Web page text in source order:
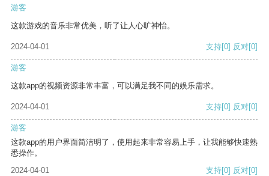
游客
这款游戏的音乐非常优美，听了让人心旷神怡。
2024-04-01 支持[0] 反对[0]
游客
这款app的视频资源非常丰富，可以满足我不同的娱乐需求。
2024-04-01 支持[0] 反对[0]
游客
这款app的用户界面简洁明了，使用起来非常容易上手，让我能够快速熟
悉操作。
2024-04-01
支持[0] 反对[0]